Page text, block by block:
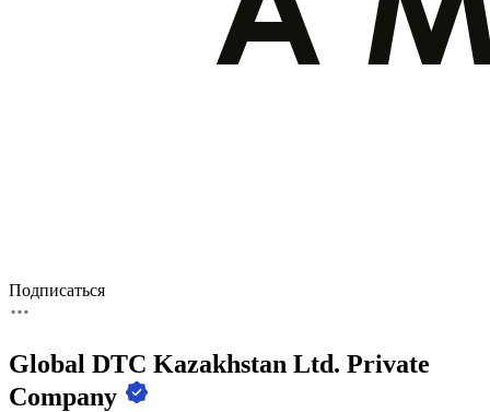
Подписаться
Global DTC Kazakhstan Ltd. Private
Company